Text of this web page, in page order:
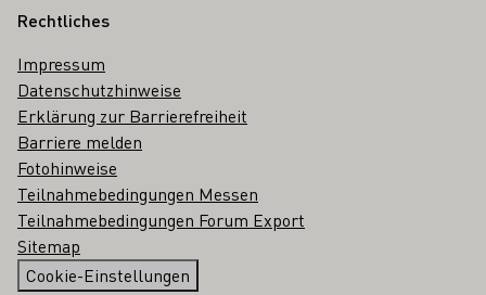
Rechtliches
Impressum
Datenschutzhinweise
Erklärung zur Barrierefreiheit
Barriere melden
Fotohinweise
Teilnahmebedingungen Messen
Teilnahmebedingungen Forum Export
Sitemap
Cookie-Einstellungen